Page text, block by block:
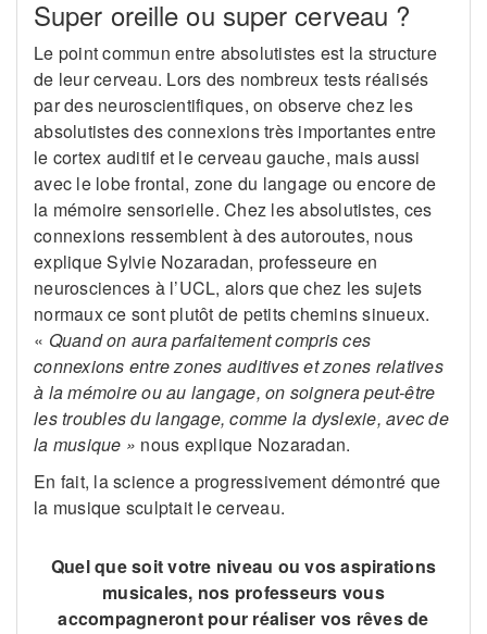
Super oreille ou super cerveau ?
Le point commun entre absolutistes est la structure
de leur cerveau. Lors des nombreux tests réalisés
par des neuroscientifiques, on observe chez les
absolutistes des connexions très importantes entre
le cortex auditif et le cerveau gauche, mais aussi
avec le lobe frontal, zone du langage ou encore de
la mémoire sensorielle. Chez les absolutistes, ces
connexions ressemblent à des autoroutes, nous
explique Sylvie Nozaradan, professeure en
neurosciences à l’UCL, alors que chez les sujets
normaux ce sont plutôt de petits chemins sinueux.
« Quand on aura parfaitement compris ces
connexions entre zones auditives et zones relatives
à la mémoire ou au langage, on soignera peut-être
les troubles du langage, comme la dyslexie, avec de
la musique » nous explique Nozaradan.
En fait, la science a progressivement démontré que
la musique sculptait le cerveau.
Quel que soit votre niveau ou vos aspirations
musicales, nos professeurs vous
accompagneront pour réaliser vos rêves de